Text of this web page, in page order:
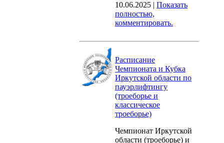
10.06.2025 | Показать
полностью,
комментировать.
Расписание
Чемпионата и Кубка
Иркутской области по
пауэрлифтингу
(троеборье и
классическое
троеборье)
Чемпионат Иркутской
области (троеборье) и